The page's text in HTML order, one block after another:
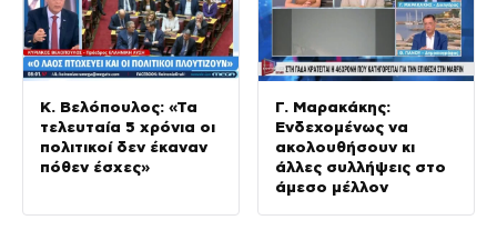
Κ. Βελόπουλος: «Τα
τελευταία 5 χρόνια οι
πολιτικοί δεν έκαναν
πόθεν έσχες»
Γ. Μαρακάκης:
Ενδεχομένως να
ακολουθήσουν κι
άλλες συλλήψεις στο
άμεσο μέλλον